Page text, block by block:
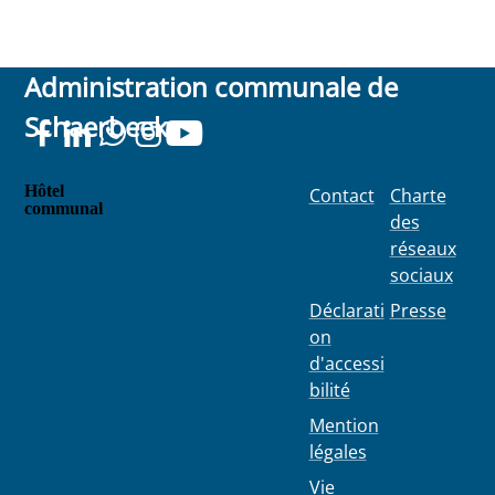
Administration communale de
Schaerbeek
Hôtel
communal
Contact
Déclarati
on
d'accessi
bilité
Mention
légales
Vie
Charte
des
réseaux
sociaux
Presse